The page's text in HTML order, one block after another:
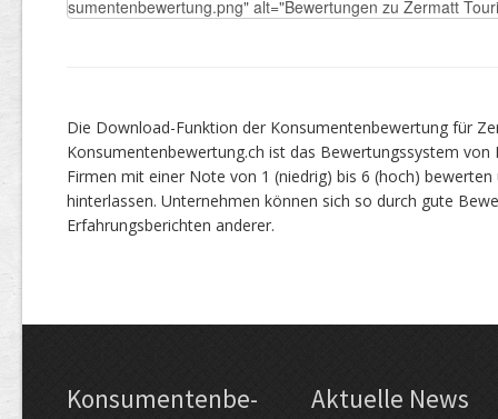
Die Download-Funktion der Konsumentenbewertung für
Konsumentenbewertung.ch ist das Bewertungssystem
Firmen mit einer Note von 1 (niedrig) bis 6 (hoch)
hinterlassen. Unternehmen können sich so durch gute
Erfahrungsberichten anderer.
Kon­su­menten­be­
Aktuelle News